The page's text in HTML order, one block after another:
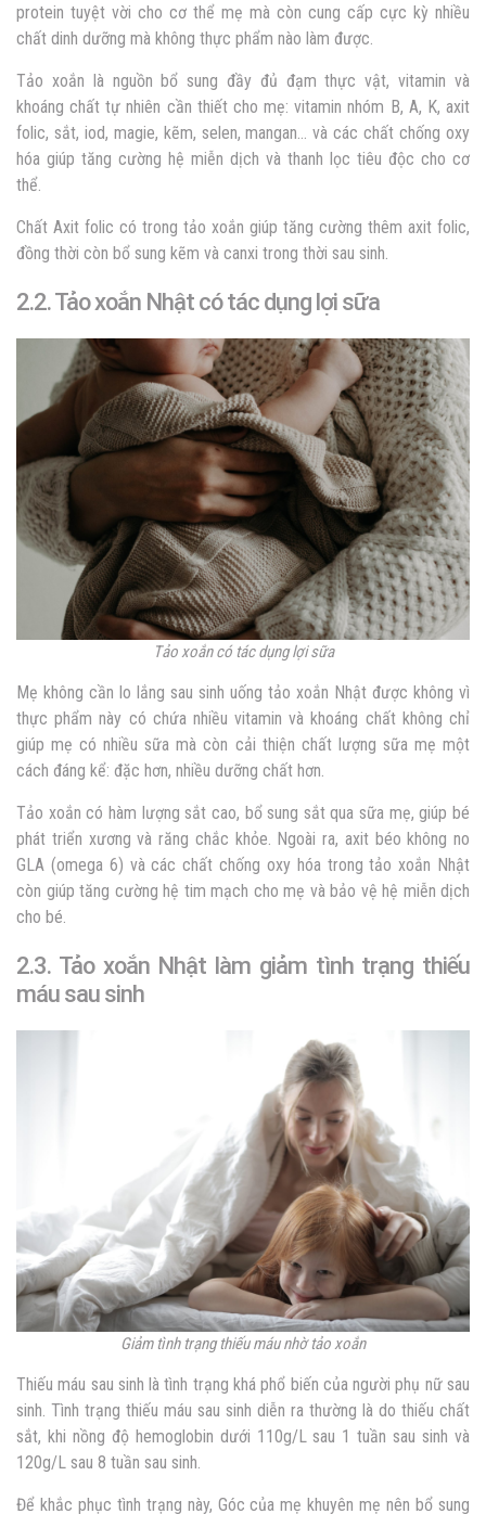
protein tuyệt vời cho cơ thể mẹ mà còn cung cấp cực kỳ nhiều
chất dinh dưỡng mà không thực phẩm nào làm được.
Tảo xoắn là nguồn bổ sung đầy đủ đạm thực vật, vitamin và
khoáng chất tự nhiên cần thiết cho mẹ: vitamin nhóm B, A, K, axit
folic, sắt, iod, magie, kẽm, selen, mangan… và các chất chống oxy
hóa giúp tăng cường hệ miễn dịch và thanh lọc tiêu độc cho cơ
thể.
Chất Axit folic có trong tảo xoắn giúp tăng cường thêm axit folic,
đồng thời còn bổ sung kẽm và canxi trong thời sau sinh.
2.2. Tảo xoắn Nhật có tác dụng lợi sữa
Tảo xoắn có tác dụng lợi sữa
Mẹ không cần lo lắng sau sinh uống tảo xoắn Nhật được không vì
thực phẩm này có chứa nhiều vitamin và khoáng chất không chỉ
giúp mẹ có nhiều sữa mà còn cải thiện chất lượng sữa mẹ một
cách đáng kể: đặc hơn, nhiều dưỡng chất hơn.
Tảo xoắn có hàm lượng sắt cao, bổ sung sắt qua sữa mẹ, giúp bé
phát triển xương và răng chắc khỏe. Ngoài ra, axit béo không no
GLA (omega 6) và các chất chống oxy hóa trong tảo xoắn Nhật
còn giúp tăng cường hệ tim mạch cho mẹ và bảo vệ hệ miễn dịch
cho bé.
2.3. Tảo xoắn Nhật làm giảm tình trạng thiếu
máu sau sinh
Giảm tình trạng thiếu máu nhờ tảo xoắn
Thiếu máu sau sinh là tình trạng khá phổ biến của người phụ nữ sau
sinh. Tình trạng thiếu máu sau sinh diễn ra thường là do thiếu chất
sắt, khi nồng độ hemoglobin dưới 110g/L sau 1 tuần sau sinh và
120g/L sau 8 tuần sau sinh.
Để khắc phục tình trạng này, Góc của mẹ khuyên mẹ nên bổ sung